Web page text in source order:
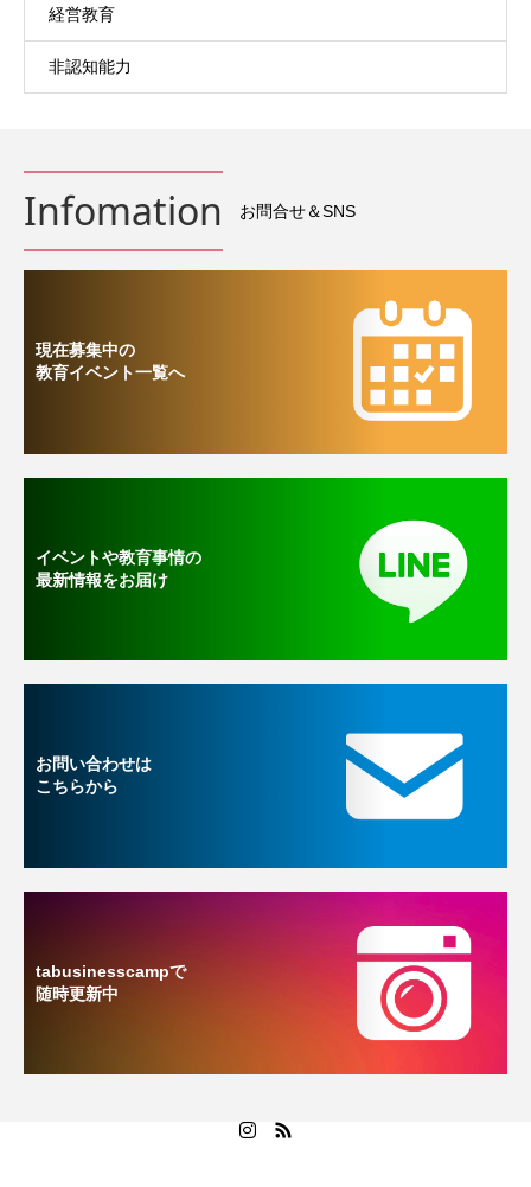
経営教育
非認知能力
Infomation お問合せ＆SNS
現在募集中の
教育イベント一覧へ
イベントや教育事情の
最新情報をお届け
お問い合わせは
こちらから
tabusinesscampで
随時更新中